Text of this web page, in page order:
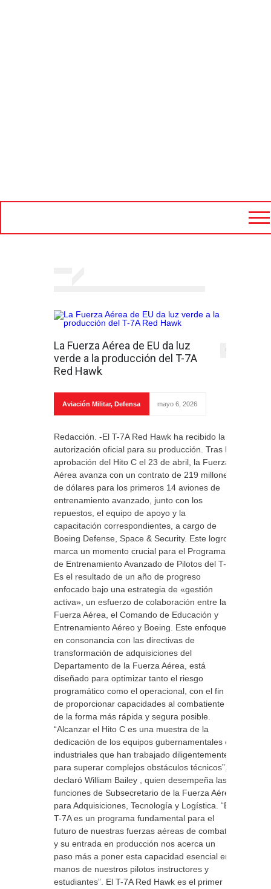
La Fuerza Aérea de EU da luz
verde a la producción del T-7A
Red Hawk
0
Aviación Militar, Defensa mayo 6, 2026
Redacción. -El T-7A Red Hawk ha recibido la
autorización oficial para su producción. Tras la
aprobación del Hito C el 23 de abril, la Fuerza
Aérea avanza con un contrato de 219 millones
de dólares para los primeros 14 aviones de
entrenamiento avanzado, junto con los
repuestos, el equipo de apoyo y la
capacitación correspondientes, a cargo de
Boeing Defense, Space & Security. Este logro
marca un momento crucial para el Programa
de Entrenamiento Avanzado de Pilotos del T-7.
Es el resultado de un año de progreso
enfocado bajo una estrategia de «gestión
activa», un esfuerzo de colaboración entre la
Fuerza Aérea, el Comando de Educación y
Entrenamiento Aéreo y Boeing. Este enfoque,
en consonancia con las directivas de
transformación de adquisiciones del
Departamento de la Fuerza Aérea, está
diseñado para optimizar tanto el riesgo
programático como el operacional, con el fin
de proporcionar capacidades al combatiente
de la forma más rápida y segura posible.
“Alcanzar el Hito C es una muestra de la
dedicación de los equipos gubernamentales e
industriales que han trabajado diligentemente
para superar complejos obstáculos técnicos”,
declaró William Bailey , quien desempeña las
funciones de Subsecretario de la Fuerza Aérea
para Adquisiciones, Tecnología y Logística. “El
T-7A es un programa fundamental para el
futuro de nuestras fuerzas aéreas de combate,
y su entrada en producción nos acerca un
paso más a poner esta capacidad esencial en
manos de nuestros pilotos instructores y
estudiantes”. El T-7A Red Hawk es el primer